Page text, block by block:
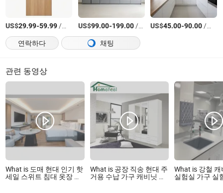
US$29.99-59.99/미터 US$99.00-199.00/미터 US$45.00-90.00/미터
연락하다
채팅
관련 동영상
What is 도매 현대 인기 핫
세일 스위트 침대 옷장 소
What is 공장 직송 현대 주
거용 수납 가구 캐비닛 옷
What is 강철
실험실 가구 실